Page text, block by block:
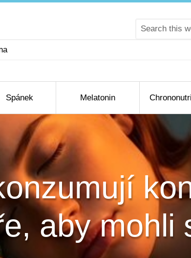
Spánek Melatonin
aby mohli